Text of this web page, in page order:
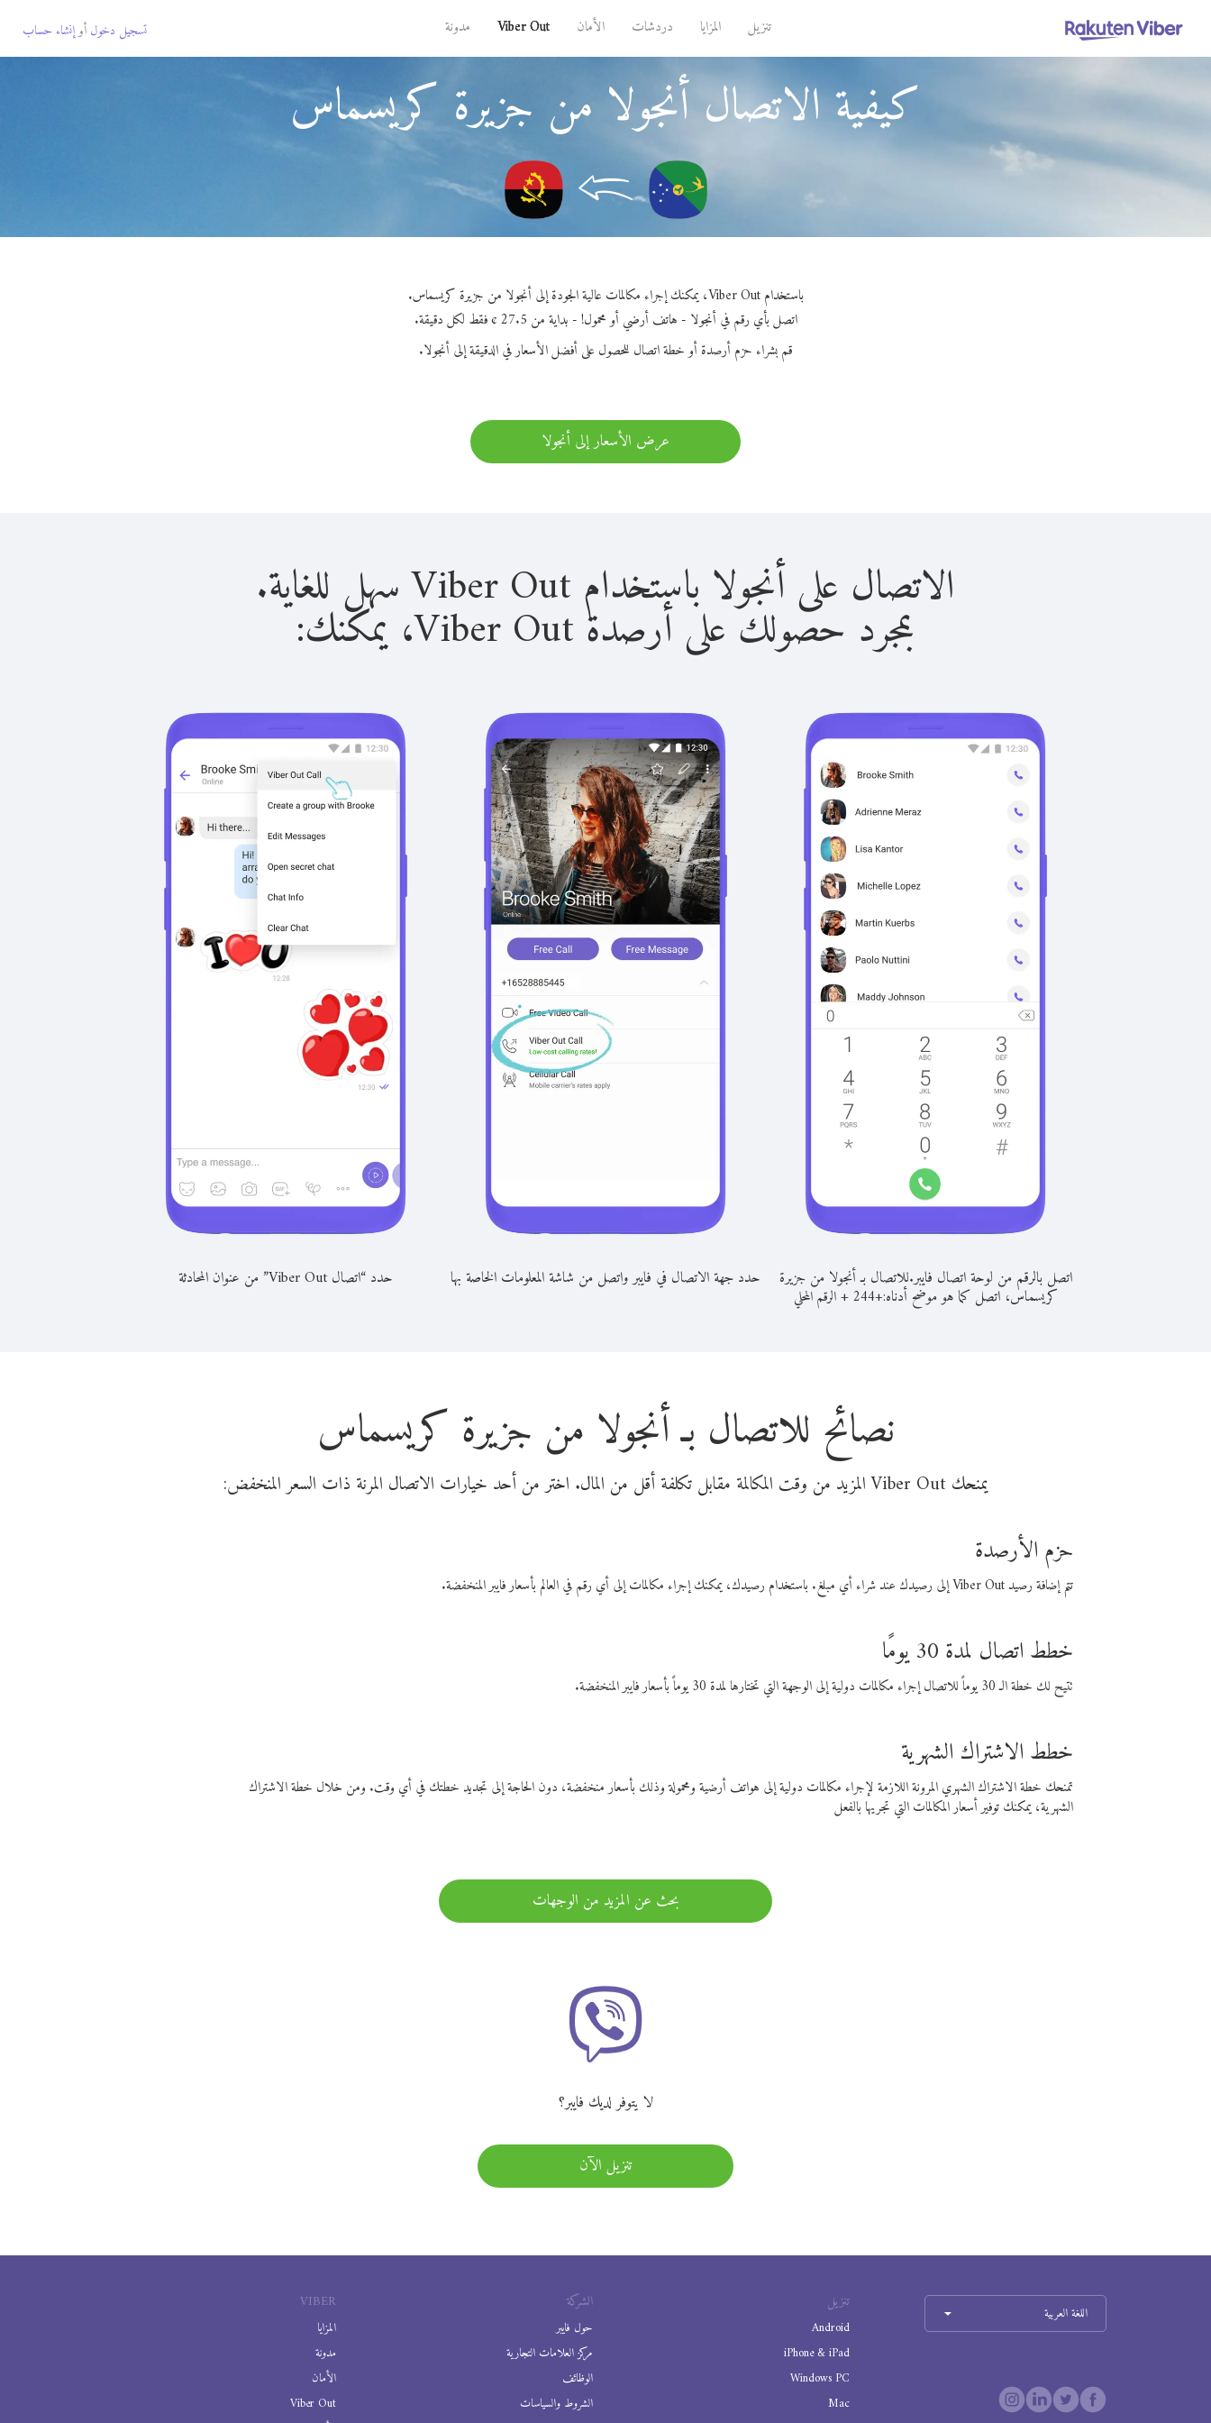
تنزيل المزايا دردشات الأمان Viber Out مدونة تسجيل دخول أوإنشاء حساب
كيفية الاتصال أنجولا من جزيرة كريسماس
باستخدام Viber Out، يمكنك إجراء مكالمات عالية الجودة إلى أنجولا من جزيرة كريسماس.
اتصل بأي رقم في أنجولا - هاتف أرضي أو محمول! - بداية من 27.5 ¢ فقط لكل دقيقة.
قم بشراء حزم أرصدة أو خطة اتصال للحصول على أفضل الأسعار في الدقيقة إلى أنجولا.
عرض الأسعار إلى أنجولا
الاتصال على أنجولا باستخدام Viber Out سهل للغاية.
بمجرد حصولك على أرصدة Viber Out، يمكنك:
اتصل بالرقم من لوحة اتصال فايبر.للاتصال بـ أنجولا من جزيرة
كريسماس، اتصل كما هو موضح أدناه:+
244
+الرقم المحلي
حدد جهة الاتصال في فايبر واتصل من شاشة المعلومات الخاصة بها حدد “اتصال Viber Out” من عنوان المحادثة
نصائح للاتصال بـ أنجولا من جزيرة كريسماس
يمنحك Viber Out المزيد من وقت المكالمة مقابل تكلفة أقل من المال. اختر من أحد خيارات الاتصال المرنة ذات السعر المنخفض:
حزم الأرصدة
تتم إضافة رصيد Viber Out إلى رصيدك عند شراء أي مبلغ. باستخدام رصيدك، يمكنك إجراء مكالمات إلى أي رقم في العالم بأسعار فايبر المنخفضة.
خطط اتصال لمدة 30 يومًا
تتيح لك خطة الـ 30 يوماً للاتصال إجراء مكالمات دولية إلى الوجهة التي تختارها لمدة 30 يوماً بأسعار فايبر المنخفضة.
خطط الاشتراك الشهرية
تمنحك خطة الاشتراك الشهري المرونة اللازمة لإجراء مكالمات دولية إلى هواتف أرضية ومحمولة وذلك بأسعار منخفضة، دون الحاجة إلى تجديد خطتك في أي وقت. ومن خلال خطة الاشتراك
الشهرية، يمكنك توفير أسعار المكالمات التي تجريها بالفعل
بحث عن المزيد من الوجهات
لا يتوفر لديك فايبر؟
تنزيل الآن
VIBER
المزايا
مدونة
الأمان
Viber Out
الشركة
حول فايبر
مركز العلامات التجارية
الوظائف
الشروط والسياسات
تنزيل
Android
iPhone & iPad
Windows PC
Mac
اللغة العربية